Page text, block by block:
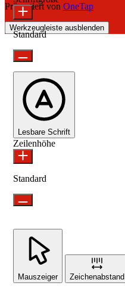
Präsentiert von OneTap
Werkzeugleiste ausblenden
Standard
Lesbare Schrift
Zeilenhöhe
Standard
Mauszeiger Zeichenabstand